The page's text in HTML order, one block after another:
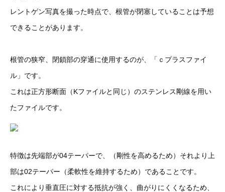
レントゲン写真を撮った時点で、根管が閉塞していることは予想
できることがあります。
根管の狭窄、閉鎖部の穿通に使用するのが、「ｃプラスファイ
ル」です。
これは正方形断面（Kファイルと同じ）のステンレス剛線を用い
たファイルです。
特徴は先端部が04テーパーで、（剛性を高めるため）それより上
部は02テーパー（柔軟性を維持するため）であることです。
これにより垂直圧に対する抵抗が強く、曲がりにくくなるため、